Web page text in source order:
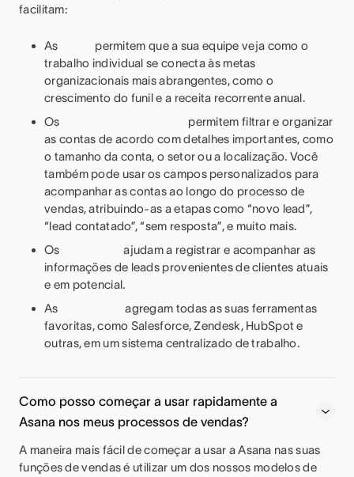
facilitam:
As
permitem que a sua equipe veja como o
trabalho individual se conecta às metas
organizacionais mais abrangentes, como o
crescimento do funil e a receita recorrente anual.
Os
permitem filtrar e organizar
as contas de acordo com detalhes importantes, como
o tamanho da conta, o setor ou a localização. Você
também pode usar os campos personalizados para
acompanhar as contas ao longo do processo de
vendas, atribuindo-as a etapas como “novo lead”,
“lead contatado”, “sem resposta”, e muito mais.
Os
ajudam a registrar e acompanhar as
informações de leads provenientes de clientes atuais
e em potencial.
As
agregam todas as suas ferramentas
favoritas, como Salesforce, Zendesk, HubSpot e
outras, em um sistema centralizado de trabalho.
Como posso começar a usar rapidamente a
Asana nos meus processos de vendas?
A maneira mais fácil de começar a usar a Asana nas suas
funções de vendas é utilizar um dos nossos modelos de